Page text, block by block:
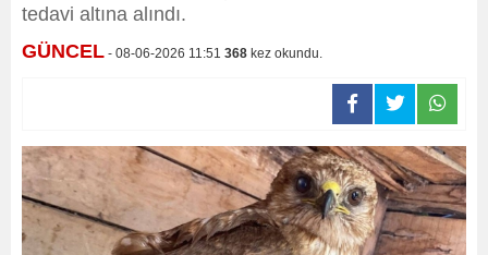
tedavi altına alındı.
GÜNCEL - 08-06-2026 11:51 368 kez okundu.